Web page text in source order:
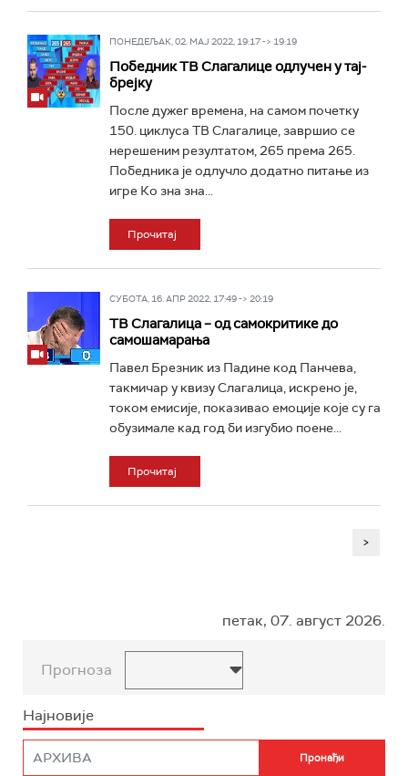
ПОНЕДЕЉАК, 02. МАЈ 2022, 19:17 -> 19:19
Победник ТВ Слагалице одлучен у тај-
брејку
После дужег времена, на самом почетку
150. циклуса ТВ Слагалице, завршио се
нерешеним резултатом, 265 према 265.
Победника је одлучло додатно питање из
игре Ко зна зна...
Прочитај
СУБОТА, 16. АПР 2022, 17:49 -> 20:19
ТВ Слагалица – од самокритике до
самошамарања
Павел Брезник из Падине код Панчева,
такмичар у квизу Слагалица, искрено је,
током емисије, показивао емоције које су га
обузимале кад год би изгубио поене...
Прочитај
>
петак, 07. август 2026.
Прогноза
Најновије